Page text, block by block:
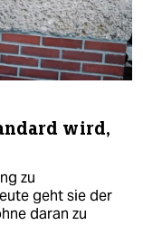
wird,
zu
geht sie der
daran zu